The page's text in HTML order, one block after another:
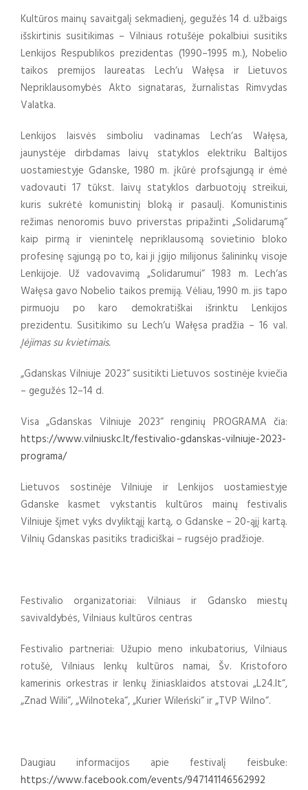
Kultūros mainų savaitgalį sekmadienį, gegužės 14 d. užbaigs
išskirtinis susitikimas – Vilniaus rotušėje pokalbiui susitiks
Lenkijos Respublikos prezidentas (1990–1995 m.), Nobelio
taikos premijos laureatas Lech‘u Wałęsa ir Lietuvos
Nepriklausomybės Akto signataras, žurnalistas Rimvydas
Valatka.
Lenkijos laisvės simboliu vadinamas Lech‘as Wałęsa,
jaunystėje dirbdamas laivų statyklos elektriku Baltijos
uostamiestyje Gdanske, 1980 m. įkūrė profsąjungą ir ėmė
vadovauti 17 tūkst. laivų statyklos darbuotojų streikui,
kuris sukrėtė komunistinį bloką ir pasaulį. Komunistinis
režimas nenoromis buvo priverstas pripažinti „Solidarumą“
kaip pirmą ir vienintelę nepriklausomą sovietinio bloko
profesinę sąjungą po to, kai ji įgijo milijonus šalininkų visoje
Lenkijoje. Už vadovavimą „Solidarumui“ 1983 m. Lech‘as
Wałęsa gavo Nobelio taikos premiją. Vėliau, 1990 m. jis tapo
pirmuoju po karo demokratiškai išrinktu Lenkijos
prezidentu. Susitikimo su Lech‘u Wałęsa pradžia – 16 val.
Įėjimas su kvietimais.
„Gdanskas Vilniuje 2023“ susitikti Lietuvos sostinėje kviečia
– gegužės 12–14 d.
Visa „Gdanskas Vilniuje 2023“ renginių PROGRAMA čia:
https://www.vilniuskc.lt/festivalio-gdanskas-vilniuje-2023-
programa/
Lietuvos sostinėje Vilniuje ir Lenkijos uostamiestyje
Gdanske kasmet vykstantis kultūros mainų festivalis
Vilniuje šįmet vyks dvyliktąjį kartą, o Gdanske – 20-ąjį kartą.
Vilnių Gdanskas pasitiks tradiciškai – rugsėjo pradžioje.
Festivalio organizatoriai: Vilniaus ir Gdansko miestų
savivaldybės, Vilniaus kultūros centras
Festivalio partneriai: Užupio meno inkubatorius, Vilniaus
rotušė, Vilniaus lenkų kultūros namai, Šv. Kristoforo
kamerinis orkestras ir lenkų žiniasklaidos atstovai „L24.lt“,
„Znad Wilii“, „Wilnoteka“, „Kurier Wileński“ ir „TVP Wilno“.
Daugiau informacijos apie festivalį feisbuke:
https://www.facebook.com/events/947141146562992